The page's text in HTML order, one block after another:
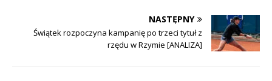
NASTĘPNY
Świątek rozpoczyna kampanię po trzeci tytuł z
rzędu w Rzymie [ANALIZA]